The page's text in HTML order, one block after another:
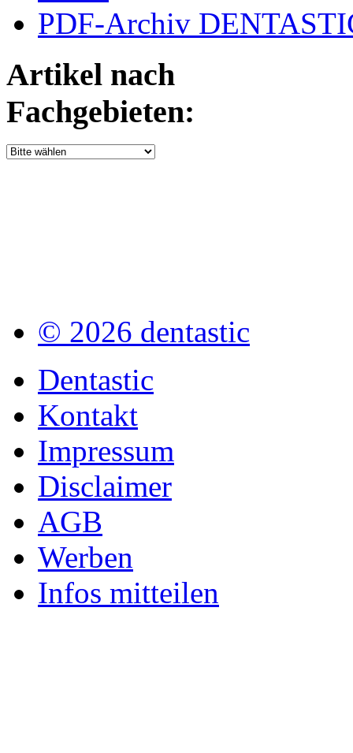
PDF-Archiv
Artikel nach
Fachgebieten:
© 2026 dentastic
Dentastic
Kontakt
Impressum
Disclaimer
AGB
Werben
Infos mitteilen